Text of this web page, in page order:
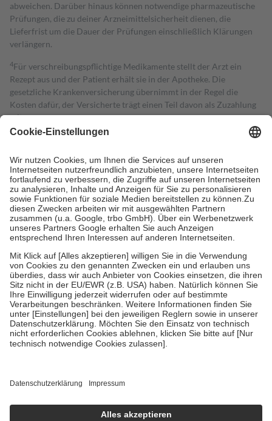
abweichen. Darüber hinaus können notwendige pharmazeutische
Prüfungen, die zu deiner Arzneimittelsicherheit dienen, die
Lieferfrist um die Dauer der Prüfungen einschließlich Klärungen
verlängern.
4Für verschreibungspflichtige Medikamente stellt der Arzt ein
Rezept aus und der Patient erhält sie in der Apotheke. Die
gesetzliche Krankenversicherung übernimmt in der Regel die
Kosten dafür, der Versicherte trägt einen Teil davon als Zuzahlung
mit.
Grundsätzlich leisten Mitglieder Zuzahlungen in Höhe von zehn
höchstens zehn Euro.
Es sind jedoch nie mehr als die tatsächlichen
Kosten der Leistung zu entrichten.
Diese Regeln gelten grundsätzlich auch für Online-Apotheken.
Bei Heilmitteln und häuslicher Krankenpflege beträgt die
Zuzahlung zehn Prozent der Kosten sowie zehn Euro je
Verordnung.
Um das Engagement der Versicherten für ihre eigene Gesundheit zu
stärken und die besondere Stellung der Familie zu unterstützen,
fallenkeine Zuzahlungenan bei:
• Kindern und Jugendlichen bis zum vollendeten 18. Lebensjahr
mit Ausnahme der Fahrkosten
• Untersuchungen zur Vorsorge und Früherkennung, die von der
GKV getragen werden
• empfohlenen Schutzimpfungen
• Harn- und Blutteststreifen
getroffen, um sicherzustellen, dass es sich um echte Bewertungen
https://help.etrusted.com/hc/de/articles/4419944605341